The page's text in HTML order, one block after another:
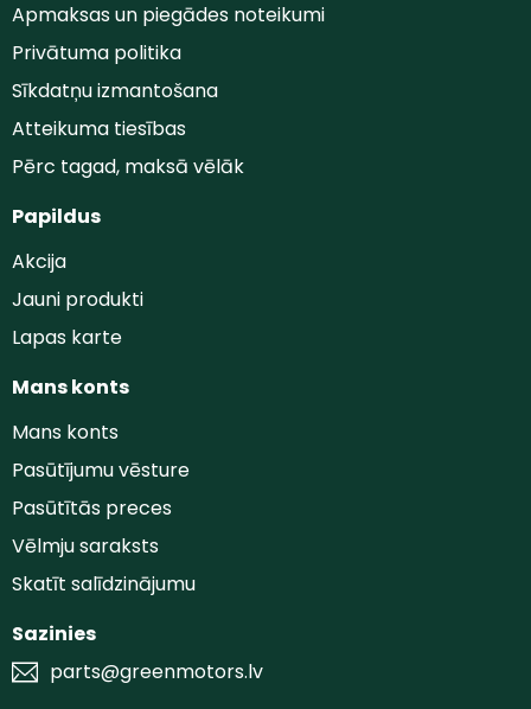
Apmaksas un piegādes noteikumi
Privātuma politika
Sīkdatņu izmantošana
Atteikuma tiesības
Pērc tagad, maksā vēlāk
Papildus
Akcija
Jauni produkti
Lapas karte
Mans konts
Mans konts
Pasūtījumu vēsture
Pasūtītās preces
Vēlmju saraksts
Skatīt salīdzinājumu
Sazinies
parts@greenmotors.lv